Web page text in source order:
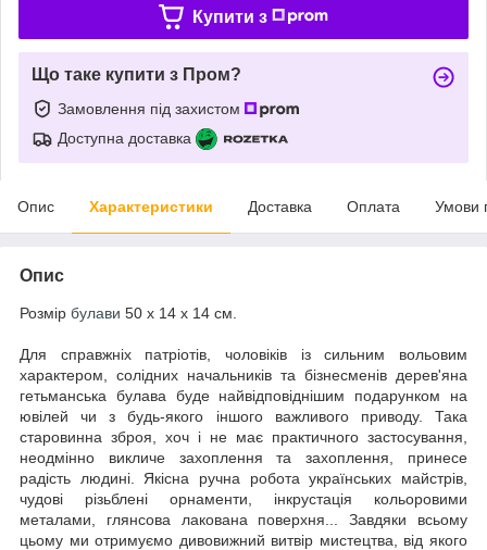
Купити з
Що таке купити з Пром?
Замовлення під захистом
Доступна доставка
Опис Характеристики Доставка Оплата Умови
Опис
Розмір булави 50 х 14 х 14 см.
Для справжніх патріотів, чоловіків із сильним вольовим
характером, солідних начальників та бізнесменів дерев'яна
гетьманська булава буде найвідповіднішим подарунком на
ювілей чи з будь-якого іншого важливого приводу. Така
старовинна зброя, хоч і не має практичного застосування,
неодмінно викличе захоплення та захоплення, принесе
радість людині. Якісна ручна робота українських майстрів,
чудові різьблені орнаменти, інкрустація кольоровими
металами, глянсова лакована поверхня... Завдяки всьому
цьому ми отримуємо дивовижний витвір мистецтва, від якого